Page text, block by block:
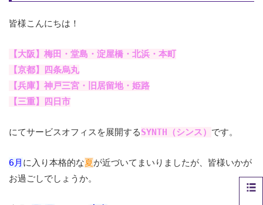
皆様こんにちは！
【大阪】梅田・堂島・淀屋橋・北浜・本町
【京都】四条烏丸
【兵庫】神戸三宮・旧居留地・姫路
【三重】四日市
にてサービスオフィスを展開するSYNTH（シンス） です。
6月 に入り本格的な夏が近づいてまいりましたが、皆様いかが
お過ごしでしょうか。